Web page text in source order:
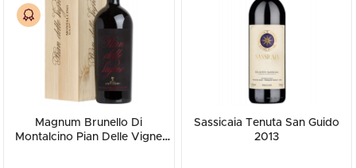
Magnum Brunello Di
Montalcino Pian Delle Vigne
Sassicaia Tenuta San Guido
2013